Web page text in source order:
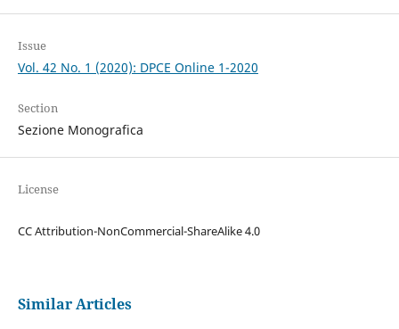
Issue
Vol. 42 No. 1 (2020): DPCE Online 1-2020
Section
Sezione Monografica
License
CC Attribution-NonCommercial-ShareAlike 4.0
Similar Articles